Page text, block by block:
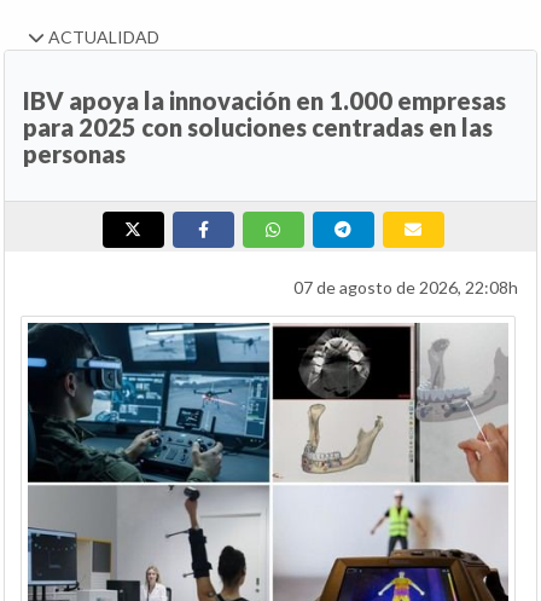
ACTUALIDAD
IBV apoya la innovación en 1.000 empresas
para 2025 con soluciones centradas en las
personas
07 de agosto de 2026, 22:08h